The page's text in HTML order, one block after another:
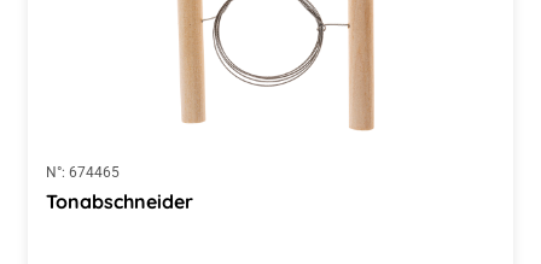
N°: 674465
Tonabschneider